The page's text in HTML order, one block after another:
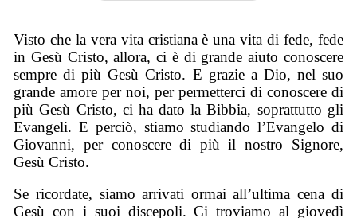
Visto che la vera vita cristiana è una vita di fede, fede
in Gesù Cristo, allora, ci è di grande aiuto conoscere
sempre di più Gesù Cristo. E grazie a Dio, nel suo
grande amore per noi, per permetterci di conoscere di
più Gesù Cristo, ci ha dato la Bibbia, soprattutto gli
Evangeli. E perciò, stiamo studiando l’Evangelo di
Giovanni, per conoscere di più il nostro Signore,
Gesù Cristo.
Se ricordate, siamo arrivati ormai all’ultima cena di
Gesù con i suoi discepoli. Ci troviamo al giovedì